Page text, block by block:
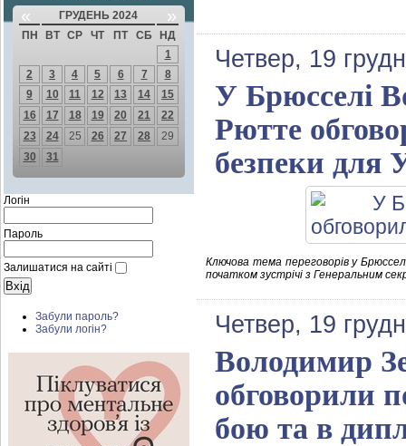
« ГРУДЕНЬ 2024 »
ПН ВТ СР ЧТ ПТ СБ
НД
1
2
3 4 5 6 7
8
9
10 11 12 13 14
15
16
17 18 19 20 21
22
23
24 25 26 27 28
29
30
31
Логін
Пароль
Залишатися на сайті
Забули пароль?
Забули логін?
Четвер, 19
У Брюсселі
Рютте
безпеки для
Ключова тема переговорів у
початком зустрічі з Генеральним
Четвер, 19
Володимир
обговорили
бою та в